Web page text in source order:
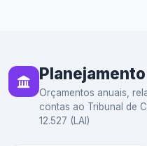
Orçamentos anuais,
contas ao Tribunal de
12.527 (LAI)